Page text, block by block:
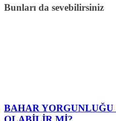
Bunları da sevebilirsiniz
BAHAR